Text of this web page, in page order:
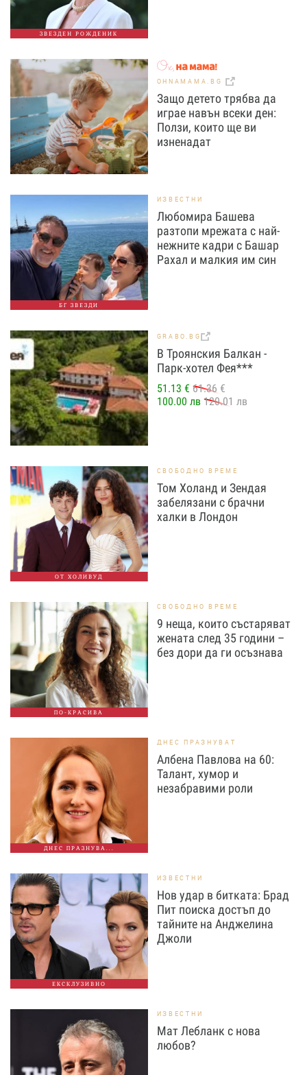
ЗВЕЗДЕН РОЖДЕНИК
OHNAMAMA.BG
Защо детето трябва да
играе навън всеки ден:
Ползи, които ще ви
изненадат
БГ ЗВЕЗДИ
ИЗВЕСТНИ
Любомира Башева
разтопи мрежата с най-
нежните кадри с Башар
Рахал и малкия им син
GRABO.BG
В Троянския Балкан -
Парк-хотел Фея***
51.13 € 61.36 €
100.00 лв 120.01 лв
ОТ ХОЛИВУД
СВОБОДНО ВРЕМЕ
Том Холанд и Зендая
забелязани с брачни
халки в Лондон
ПО-КРАСИВА
СВОБОДНО ВРЕМЕ
9 неща, които състаряват
жената след 35 години –
без дори да ги осъзнава
ДНЕС ПРАЗНУВА...
ДНЕС ПРАЗНУВАТ
Албена Павлова на 60:
Талант, хумор и
незабравими роли
ЕКСКЛУЗИВНО
ИЗВЕСТНИ
Нов удар в битката: Брад
Пит поиска достъп до
тайните на Анджелина
Джоли
ИЗВЕСТНИ
Мат Лебланк с нова
любов?